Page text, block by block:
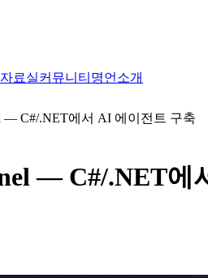
자료실커뮤니티 명언 소개
— C#/.NET에서 AI 에이전트 구축
— C#/.NET에